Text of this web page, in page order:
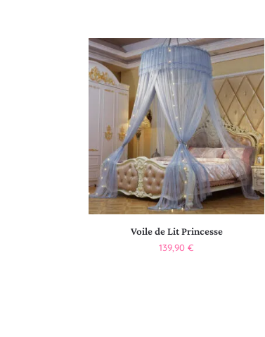
Voile de Lit Princesse
139,90€